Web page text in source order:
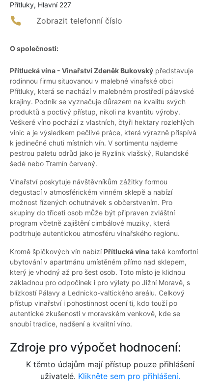
Přítluky, Hlavní 227
Zobrazit telefonní číslo
O společnosti:
Přítlucká vína - Vinařství Zdeněk Bukovský představuje
rodinnou firmu situovanou v malebné vinařské obci
Přítluky, která se nachází v malebném prostředí pálavské
krajiny. Podnik se vyznačuje důrazem na kvalitu svých
produktů a poctivý přístup, nikoli na kvantitu výroby.
Veškeré víno pochází z vlastních, čtyři hektary rozlehlých
vinic a je výsledkem pečlivé práce, která výrazně přispívá
k jedinečné chuti místních vín. V sortimentu najdeme
pestrou paletu odrůd jako je Ryzlink vlašský, Rulandské
šedé nebo Tramín červený.
Vinařství poskytuje návštěvníkům zážitky formou
degustací v atmosférickém vinném sklepě a nabízí
možnost řízených ochutnávek s občerstvením. Pro
skupiny do třiceti osob může být připraven zvláštní
program včetně zajištění cimbálové muziky, která
podtrhuje autentickou atmosféru vinařského regionu.
Kromě špičkových vín nabízí Přítlucká vína také komfortní
ubytování v apartmánu umístěném přímo nad sklepem,
který je vhodný až pro šest osob. Toto místo je klidnou
základnou pro odpočinek i pro výlety po Jižní Moravě, s
blízkostí Pálavy a Lednicko-valtického areálu. Celkový
přístup vinařství i pohostinnost ocení ti, kdo touží po
autentické zkušenosti v moravském venkově, kde se
snoubí tradice, nadšení a kvalitní víno.
Zdroje pro výpočet hodnocení:
K těmto údajům mají přístup pouze přihlášení
uživatelé. Klikněte sem pro přihlášení.